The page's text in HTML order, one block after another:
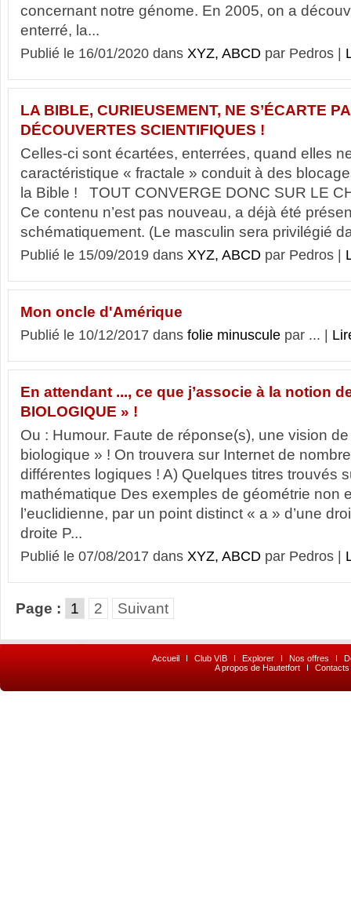
concernant notre génome. En 2005, on a
enterré, la...
Publié le 16/01/2020 dans XYZ, ABCD par Pedros |
LA BIBLE, CURIEUSEMENT, NE S’ÉCARTE
DÉCOUVERTES SCIENTIFIQUES !
Celles-ci sont écartées, enterrées, quand elles
caractéristique « fractale » conduit à des
la Bible ! TOUT CONVERGE DONC SUR LE
Ce contenu n’est pas nouveau, a déjà été
schématiquement. (Le masculin sera privilégié
Publié le 15/09/2019 dans XYZ, ABCD par Pedros |
Mon oncle d'Amérique
Publié le 10/12/2017 dans folie minuscule par ... |
En attendant ..., ce que j’associe à la notion
BIOLOGIQUE » !
Ou : Humour. Faute de réponse(s), une vision
biologique » ! On trouvera sur Internet de
différentes logiques ! A) Quelques titres trouvés
mathématique Des exemples de géométrie non
l’euclidienne, par un point distinct « a » d’une
droite P...
Publié le 07/08/2017 dans XYZ, ABCD par Pedros |
Page : 1 2 Suivant
Accueil I Club VIB I Explorer I Nos offres I
A propos de Hautetfort
I Contacts